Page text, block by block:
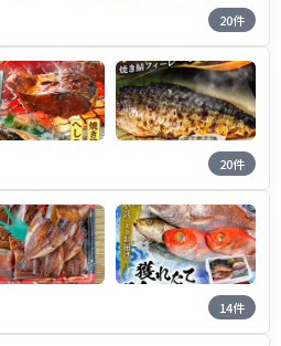
20件
20件
14件